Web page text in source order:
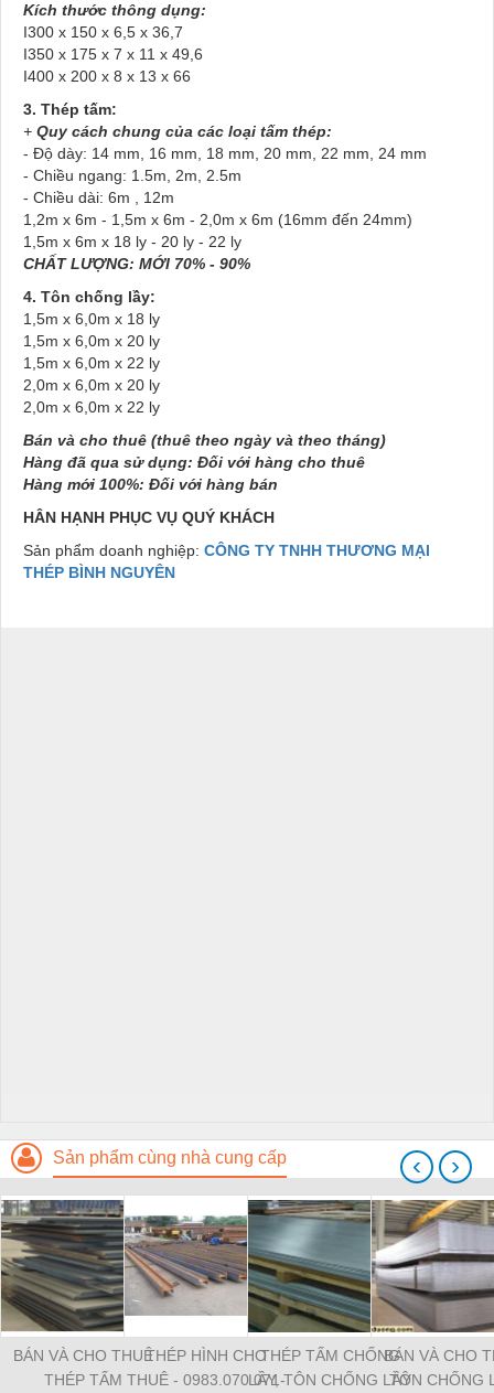
Kích thước thông dụng:
I300 x 150 x 6,5 x 36,7
I350 x 175 x 7 x 11 x 49,6
I400 x 200 x 8 x 13 x 66
3. Thép tấm:
+ Quy cách chung của các loại tấm thép:
- Độ dày: 14 mm, 16 mm, 18 mm, 20 mm, 22 mm, 24 mm
- Chiều ngang: 1.5m, 2m, 2.5m
- Chiều dài: 6m , 12m
1,2m x 6m - 1,5m x 6m - 2,0m x 6m (16mm đến 24mm)
1,5m x 6m x 18 ly - 20 ly - 22 ly
CHẤT LƯỢNG: MỚI 70% - 90%
4. Tôn chống lầy:
1,5m x 6,0m x 18 ly
1,5m x 6,0m x 20 ly
1,5m x 6,0m x 22 ly
2,0m x 6,0m x 20 ly
2,0m x 6,0m x 22 ly
Bán và cho thuê (thuê theo ngày và theo tháng)
Hàng đã qua sử dụng: Đối với hàng cho thuê
Hàng mới 100%: Đối với hàng bán
HÂN HẠNH PHỤC VỤ QUÝ KHÁCH
Sản phẩm doanh nghiệp: CÔNG TY TNHH THƯƠNG MẠI
THÉP BÌNH NGUYÊN
Sản phẩm cùng nhà cung cấp
BÁN VÀ CHO THUÊ
THÉP TẤM
THÉP HÌNH CHO
THUÊ - 0983.070.071-
THÉP TẤM CHỐNG
LẦY, TÔN CHỐNG LẦY
BÁN VÀ CHO
TÔN CHỐNG
‹ ›